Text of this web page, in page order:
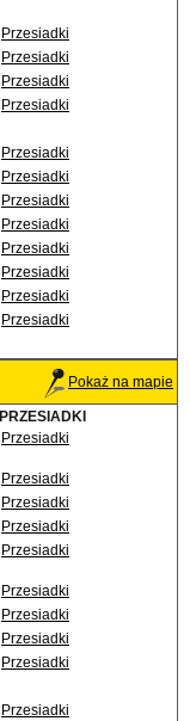
Przesiadki
Przesiadki
Przesiadki
Przesiadki
Przesiadki
Przesiadki
Przesiadki
Przesiadki
Przesiadki
Przesiadki
Przesiadki
Przesiadki
Pokaż na mapie
PRZESIADKI
Przesiadki
Przesiadki
Przesiadki
Przesiadki
Przesiadki
Przesiadki
Przesiadki
Przesiadki
Przesiadki
Przesiadki